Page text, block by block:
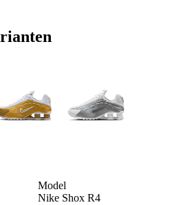
Model
Nike Shox R4